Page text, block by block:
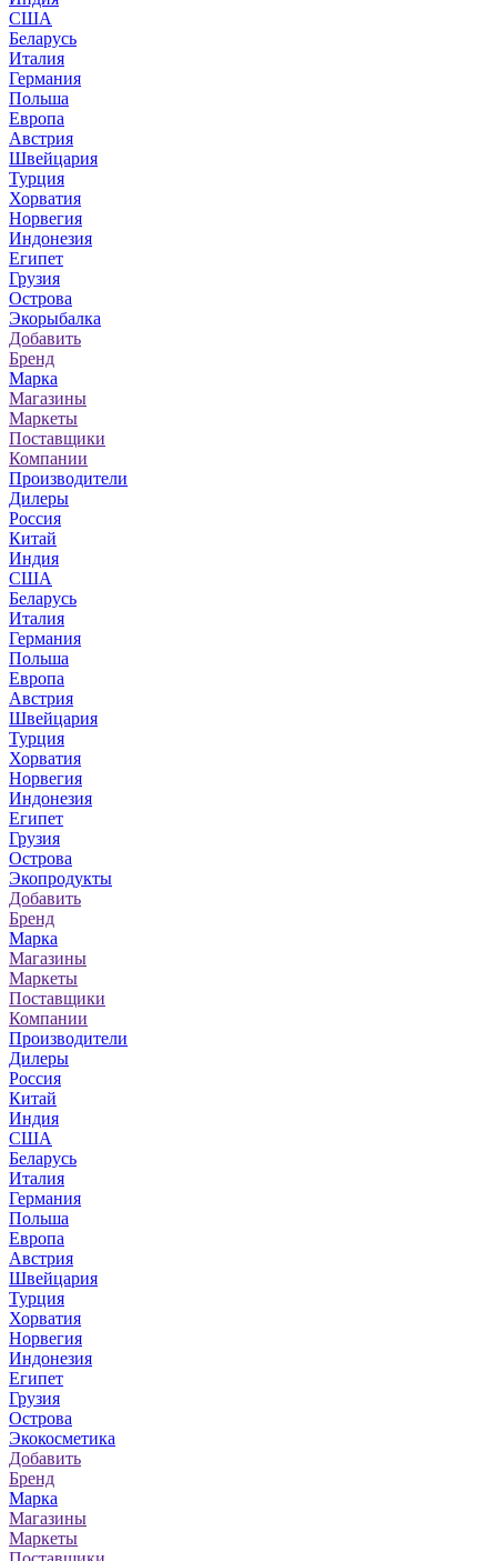
США
Беларусь
Италия
Германия
Польша
Европа
Австрия
Швейцария
Турция
Хорватия
Норвегия
Индонезия
Египет
Грузия
Острова
Экорыбалка
Добавить
Бренд
Марка
Магазины
Маркеты
Поставщики
Компании
Производители
Дилеры
Россия
Китай
Индия
США
Беларусь
Италия
Германия
Польша
Европа
Австрия
Швейцария
Турция
Хорватия
Норвегия
Индонезия
Египет
Грузия
Острова
Экопродукты
Добавить
Бренд
Марка
Магазины
Маркеты
Поставщики
Компании
Производители
Дилеры
Россия
Китай
Индия
США
Беларусь
Италия
Германия
Польша
Европа
Австрия
Швейцария
Турция
Хорватия
Норвегия
Индонезия
Египет
Грузия
Острова
Экокосметика
Добавить
Бренд
Марка
Магазины
Маркеты